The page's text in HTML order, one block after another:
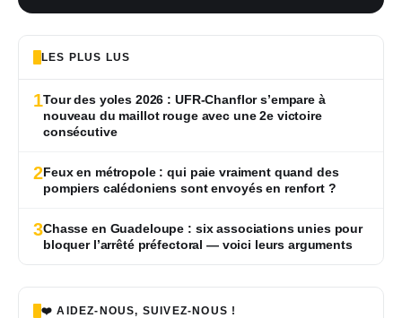
LES PLUS LUS
1Tour des yoles 2026 : UFR-Chanflor s’empare à
nouveau du maillot rouge avec une 2e victoire
consécutive
2Feux en métropole : qui paie vraiment quand des
pompiers calédoniens sont envoyés en renfort ?
3Chasse en Guadeloupe : six associations unies pour
bloquer l’arrêté préfectoral — voici leurs arguments
❤️ AIDEZ-NOUS, SUIVEZ-NOUS !